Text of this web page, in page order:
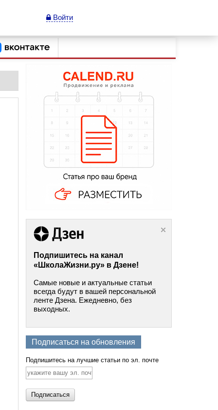
Войти
Подпишитесь на канал
«ШколаЖизни.ру» в Дзене!
Самые новые и актуальные статьи
всегда будут в вашей персональной
ленте Дзена. Ежедневно, без
выходных.
Подписаться на обновления
Подпишитесь на лучшие статьи по эл. почте